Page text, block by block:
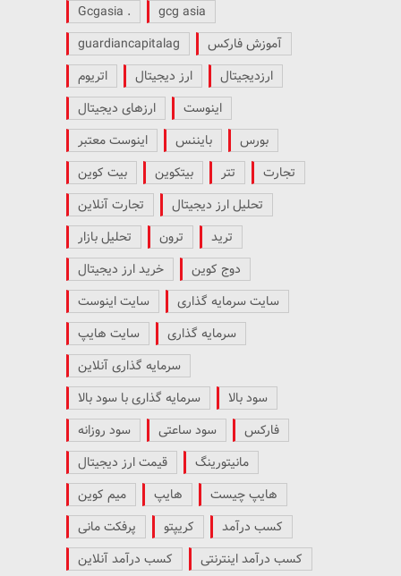
. Gcgasia
gcg asia
guardiancapitalag
آموزش فارکس
اتریوم
ارز دیجیتال
ارزدیجیتال
ارزهای دیجیتال
اینوست
اینوست معتبر
بایننس
بورس
بیت کوین
بیتکوین تتر
تجارت
تجارت آنلاین
تحلیل ارز دیجیتال
تحلیل بازار
ترون
ترید
خرید ارز دیجیتال
دوج کوین
سایت اینوست
سایت سرمایه گذاری
سایت هایپ
سرمایه گذاری
سرمایه گذاری آنلاین
سرمایه گذاری با سود بالا
سود بالا
سود روزانه
سود ساعتی
فارکس
قیمت ارز دیجیتال
مانیتورینگ
میم کوین
هایپ
هایپ چیست
پرفکت مانی
کریپتو
کسب درآمد
کسب درآمد آنلاین
کسب درآمد اینترنتی